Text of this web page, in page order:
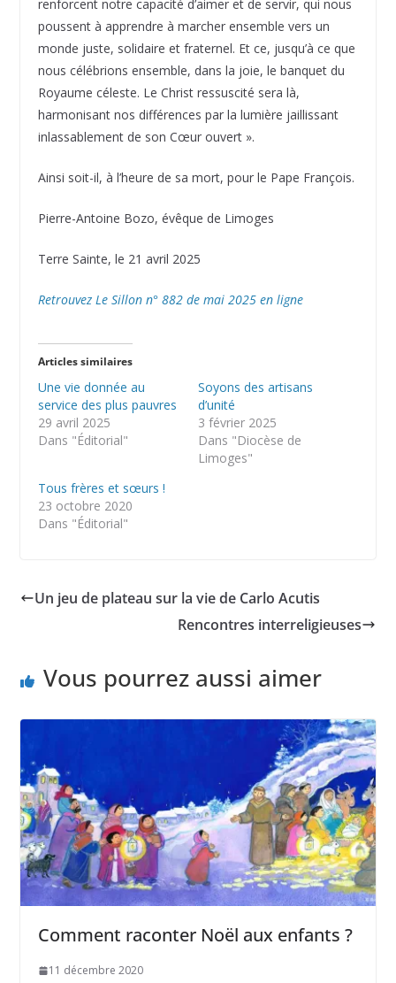
renforcent notre capacité d’aimer et de servir, qui nous
poussent à apprendre à marcher ensemble vers un
monde juste, solidaire et fraternel. Et ce, jusqu’à ce que
nous célébrions ensemble, dans la joie, le banquet du
Royaume céleste. Le Christ ressuscité sera là,
harmonisant nos différences par la lumière jaillissant
inlassablement de son Cœur ouvert ».
Ainsi soit-il, à l’heure de sa mort, pour le Pape François.
Pierre-Antoine Bozo, évêque de Limoges
Terre Sainte, le 21 avril 2025
Retrouvez Le Sillon n° 882 de mai 2025 en ligne
Articles similaires
Une vie donnée au
service des plus pauvres
29 avril 2025
Dans "Éditorial"
Soyons des artisans
d’unité
3 février 2025
Dans "Diocèse de
Limoges"
Tous frères et sœurs !
23 octobre 2020
Dans "Éditorial"
Un jeu de plateau sur la vie de Carlo Acutis
Rencontres interreligieuses
Vous pourrez aussi aimer
Comment raconter Noël aux enfants ?
11 décembre 2020